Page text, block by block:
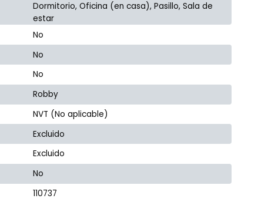
Dormitorio, Oficina (en casa), Pasillo, Sala de
estar
No
No
No
Robby
NVT (No aplicable)
Excluido
Excluido
No
110737